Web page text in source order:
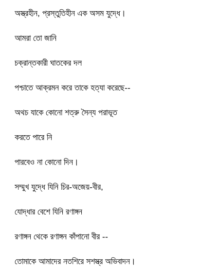
অস্ত্রহীন, প্রস্তুতিহীন এক অসম যুদ্ধে।
আমরা তো জানি
চক্রান্তকারী ঘাতকের দল
পশ্চাতে আক্রমন করে তাকে হত্যা করেছে--
অথচ যাকে কোনো শত্রু সৈন্য পরাভূত
করতে পারে নি
পারবেও না কোনো দিন।
সম্মুখ যুদ্ধে যিনি চির-অজেয়-বীর,
যোদ্ধার বেশে যিনি রণাঙ্গন
রণাঙ্গন থেকে রণাঙ্গন কাঁপানো বীর --
তোমাকে আমাদের নতশিরে সশস্ত্র অভিবাদন।